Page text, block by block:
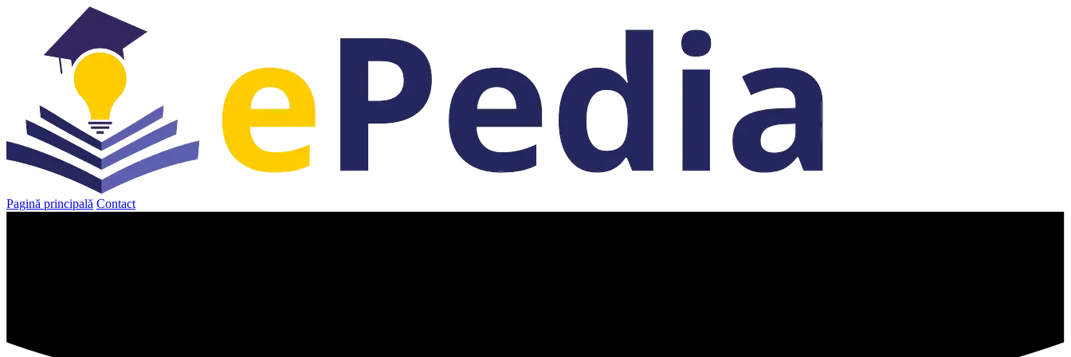
Pagină principală Contact